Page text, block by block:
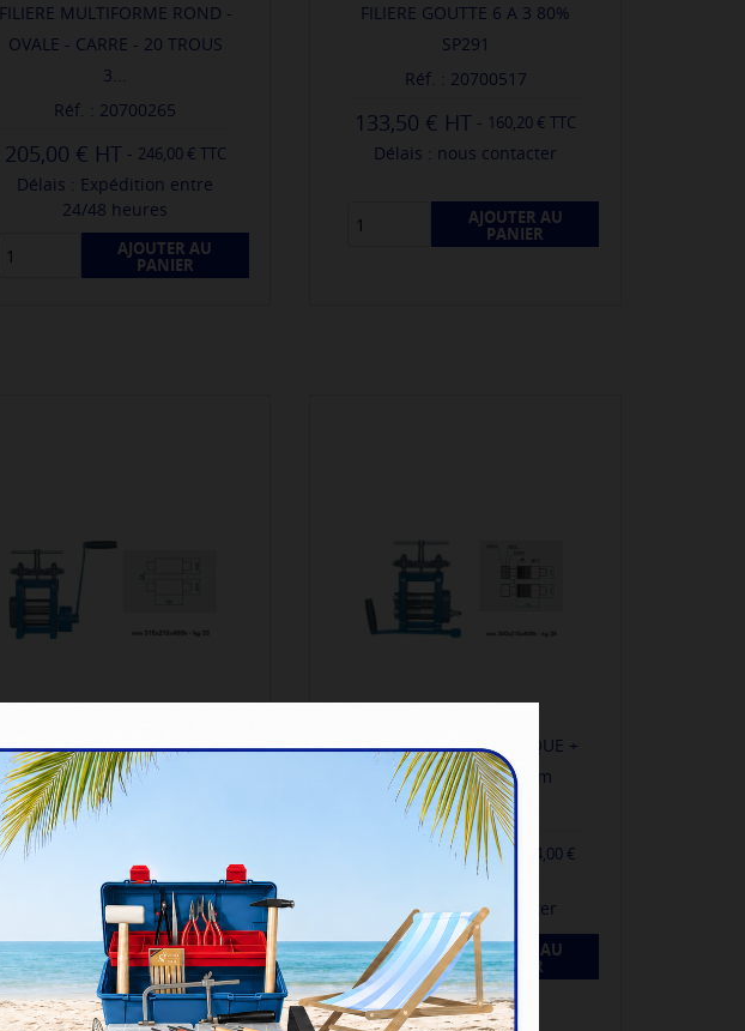
FILIERE MULTIFORME ROND -
OVALE - CARRE - 20 TROUS
3...
Réf. : 20700265
205,00 € - 246,00 € TTC
Délais : Expédition entre
24/48 heures
AJOUTER AU
PANIER
FILIERE GOUTTE 6 A 3 80%
SP291
Réf. : 20700517
133,50 € - 160,20 € TTC
Délais : nous contacter
AJOUTER AU
PANIER
LAMINOIR L100 TOUT
PLAQUE REDUCTEUR HAUTE
QUALITE FONTE
1 190,00 € -1 428,00 €
TTC
Délais : nous contacter
AJOUTER AU
PANIER
LAMINOIR LF100R PLAQUE +
FIL ROULETTE 100mm
Réf. : 30200007
1 070,00 € - 1 284,00 €
TTC
Délais : nous contacter
AJOUTER AU
PANIER